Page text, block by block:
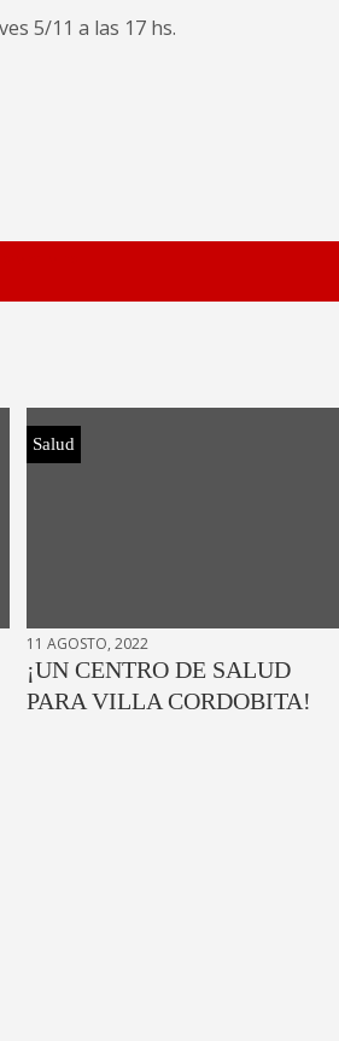
5/11 a las 17 hs.
Salud
11 AGOSTO, 2022
¡UN CENTRO DE SALUD
PARA VILLA CORDOBITA!